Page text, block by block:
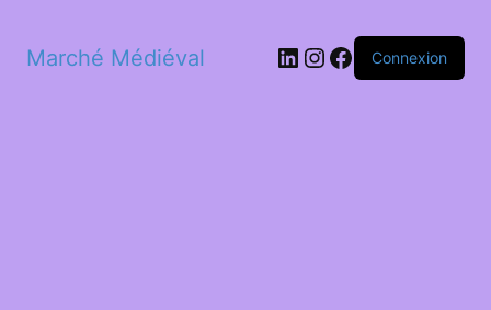
Marché Médiéval LinkedIn
Instagram
Facebook
Connexion